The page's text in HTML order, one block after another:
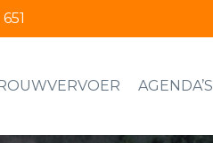
AGENDA’S